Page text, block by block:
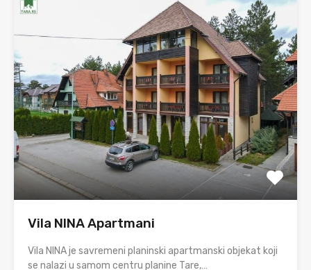
Vila NINA Apartmani
Vila NINA je savremeni planinski apartmanski objekat koji
se nalazi u samom centru planine Tare,…